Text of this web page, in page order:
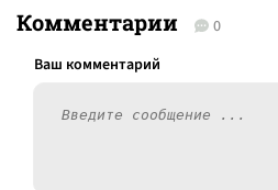
Комментарии 0